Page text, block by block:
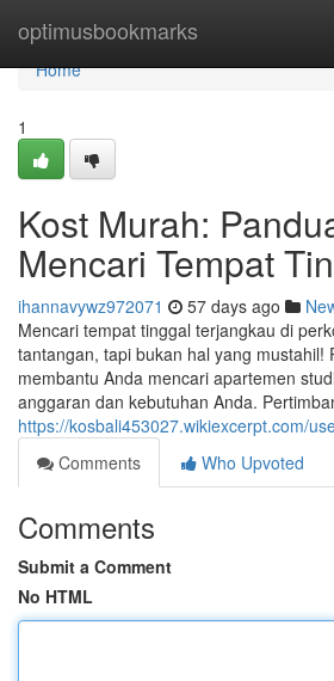
optimusbookmarks
Home
Home
1
Kost Murah:
Mencari Tempat
ihannavywz972071 57 days ago
Mencari tempat tinggal terjangkau di
tantangan, tapi bukan hal yang mustahil!
membantu Anda mencari apartemen
anggaran dan kebutuhan Anda.
https://kosbali453027.wikiexcerpt.com/
Comments
Who Upvoted
Comments
Submit a Comment
No HTML